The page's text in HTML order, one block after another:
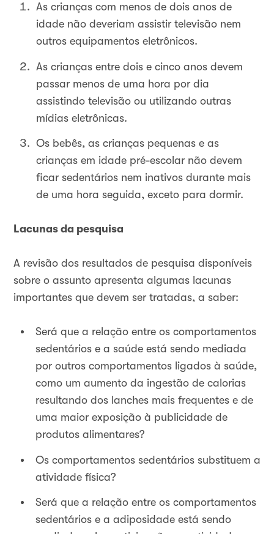
As crianças com menos de dois anos de
idade não deveriam assistir televisão nem
outros equipamentos eletrônicos.
As crianças entre dois e cinco anos devem
passar menos de uma hora por dia
assistindo televisão ou utilizando outras
mídias eletrônicas.
Os bebês, as crianças pequenas e as
crianças em idade pré-escolar não devem
ficar sedentários nem inativos durante mais
de uma hora seguida, exceto para dormir.
Lacunas da pesquisa
A revisão dos resultados de pesquisa disponíveis
sobre o assunto apresenta algumas lacunas
importantes que devem ser tratadas, a saber:
Será que a relação entre os comportamentos
sedentários e a saúde está sendo mediada
por outros comportamentos ligados à saúde,
como um aumento da ingestão de calorias
resultando dos lanches mais frequentes e de
uma maior exposição à publicidade de
produtos alimentares?
Os comportamentos sedentários substituem a
atividade física?
Será que a relação entre os comportamentos
sedentários e a adiposidade está sendo